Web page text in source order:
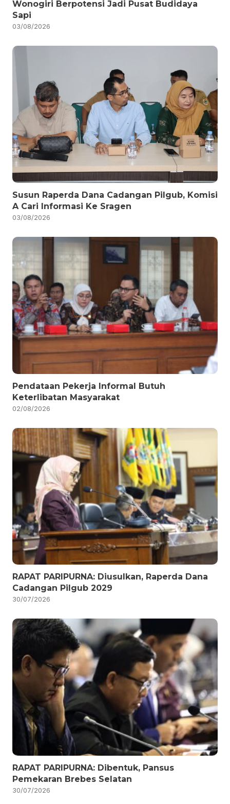
Wonogiri Berpotensi Jadi Pusat Budidaya
Sapi
03/08/2026
Susun Raperda Dana Cadangan Pilgub, Komisi
A Cari Informasi Ke Sragen
03/08/2026
Pendataan Pekerja Informal Butuh
Keterlibatan Masyarakat
02/08/2026
RAPAT PARIPURNA: Diusulkan, Raperda Dana
Cadangan Pilgub 2029
30/07/2026
RAPAT PARIPURNA: Dibentuk, Pansus
Pemekaran Brebes Selatan
30/07/2026